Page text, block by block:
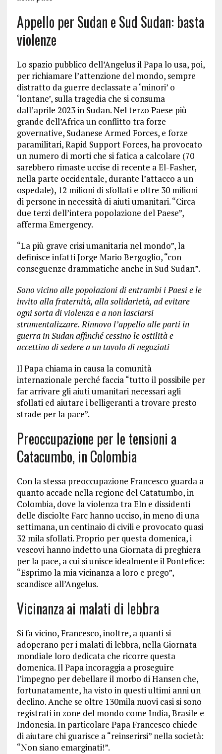
Appello per Sudan e Sud Sudan: basta
violenze
Lo spazio pubblico dell’Angelus il Papa lo usa, poi,
per richiamare l’attenzione del mondo, sempre
distratto da guerre declassate a ‘minori’ o
‘lontane’, sulla tragedia che si consuma
dall’aprile 2023 in Sudan. Nel terzo Paese più
grande dell’Africa un conflitto tra forze
governative, Sudanese Armed Forces, e forze
paramilitari, Rapid Support Forces, ha provocato
un numero di morti che si fatica a calcolare (70
sarebbero rimaste uccise di recente a El-Fasher,
nella parte occidentale, durante l’attacco a un
ospedale), 12 milioni di sfollati e oltre 30 milioni
di persone in necessità di aiuti umanitari. “Circa
due terzi dell’intera popolazione del Paese”,
afferma Emergency.
“La più grave crisi umanitaria nel mondo”, la
definisce infatti Jorge Mario Bergoglio, “con
conseguenze drammatiche anche in Sud Sudan”.
Sono vicino alle popolazioni di entrambi i Paesi e le
invito alla fraternità, alla solidarietà, ad evitare
ogni sorta di violenza e a non lasciarsi
strumentalizzare. Rinnovo l’appello alle parti in
guerra in Sudan affinché cessino le ostilità e
accettino di sedere a un tavolo di negoziati
Il Papa chiama in causa la comunità
internazionale perché faccia “tutto il possibile per
far arrivare gli aiuti umanitari necessari agli
sfollati ed aiutare i belligeranti a trovare presto
strade per la pace”.
Preoccupazione per le tensioni a
Catacumbo, in Colombia
Con la stessa preoccupazione Francesco guarda a
quanto accade nella regione del Catatumbo, in
Colombia, dove la violenza tra Eln e dissidenti
delle disciolte Farc hanno ucciso, in meno di una
settimana, un centinaio di civili e provocato quasi
32 mila sfollati. Proprio per questa domenica, i
vescovi hanno indetto una Giornata di preghiera
per la pace, a cui si unisce idealmente il Pontefice:
“Esprimo la mia vicinanza a loro e prego”,
scandisce all’Angelus.
Vicinanza ai malati di lebbra
Si fa vicino, Francesco, inoltre, a quanti si
adoperano per i malati di lebbra, nella Giornata
mondiale loro dedicata che ricorre questa
domenica. Il Papa incoraggia a proseguire
l’impegno per debellare il morbo di Hansen che,
fortunatamente, ha visto in questi ultimi anni un
declino. Anche se oltre 130mila nuovi casi si sono
registrati in zone del mondo come India, Brasile e
Indonesia. In particolare Papa Francesco chiede
di aiutare chi guarisce a “reinserirsi” nella società:
“Non siano emarginati!”.